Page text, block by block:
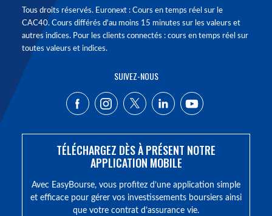
Tous droits réservés. Euronext : Cours en temps réel sur le
CAC40. Cours différés d'au moins 15 minutes sur les valeurs et
autres indices. Pour les clients connectés : cours en temps réel sur
toutes valeurs et indices.
SUIVEZ-NOUS
TÉLÉCHARGEZ DÈS À PRÉSENT NOTRE
APPLICATION MOBILE
Avec EasyBourse, vous profitez d’une application simple
et efficace pour gérer vos investissements boursiers ainsi
que votre contrat d’assurance vie.